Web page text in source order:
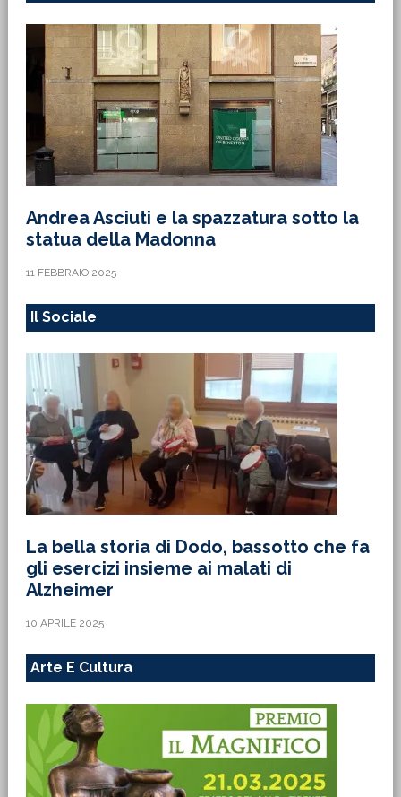
Andrea Asciuti e la spazzatura sotto la
statua della Madonna
11 FEBBRAIO 2025
Il Sociale
La bella storia di Dodo, bassotto che fa
gli esercizi insieme ai malati di
Alzheimer
10 APRILE 2025
Arte E Cultura